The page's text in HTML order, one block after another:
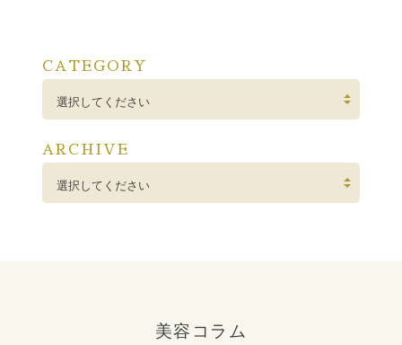
CATEGORY
選択してください
ARCHIVE
選択してください
美容コラム